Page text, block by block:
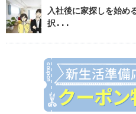
入社後に家探しを始め
択...